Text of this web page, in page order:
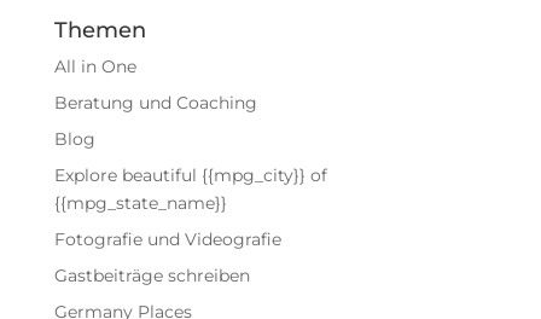
Themen
All in One
Beratung und Coaching
Blog
Explore beautiful {{mpg_city}} of
{{mpg_state_name}}
Fotografie und Videografie
Gastbeiträge schreiben
Germany Places